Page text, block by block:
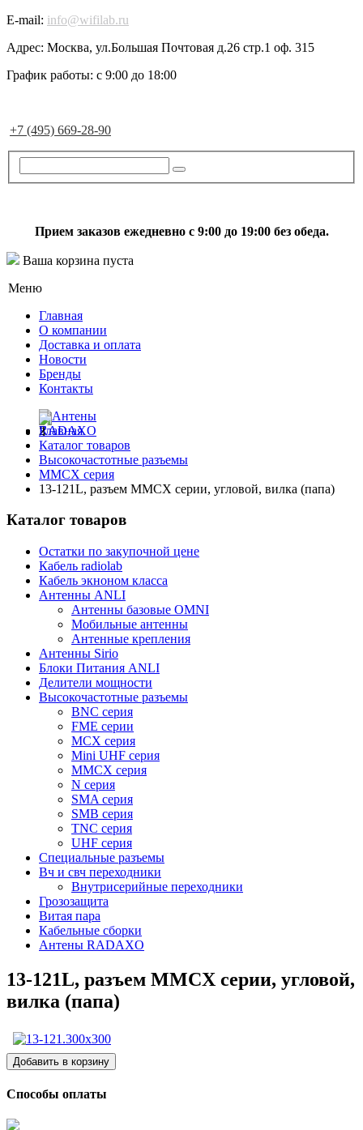
E-mail: info@wifilab.ru
Адрес: Москва, ул.Большая Почтовая д.26 стр.1 оф. 315
График работы: с 9:00 до 18:00
+7 (495) 669-28-90
Прием заказов ежедневно с 9:00 до 19:00 без обеда.
Ваша корзина пуста
Меню
Главная
О компании
Доставка и оплата
Новости
Бренды
Контакты
Главная
Каталог товаров
Высокочастотные разъемы
MMCX серия
13-121L, разъем MMCX серии, угловой, вилка (папа)
Каталог товаров
Остатки по закупочной цене
Кабель radiolab
Кабель экноном класса
Антенны ANLI
Антенны базовые OMNI
Мобильные антенны
Антенные крепления
Антенны Sirio
Блоки Питания ANLI
Делители мощности
Высокочастотные разъемы
BNC серия
FME серии
MCX серия
Mini UHF серия
MMCX серия
N серия
SMA серия
SMB серия
TNC серия
UHF серия
Специальные разъемы
Вч и свч переходники
Внутрисерийные переходники
Грозозащита
Витая пара
Кабельные сборки
Антены RADAXO
13-121L, разъем MMCX серии, угловой,
вилка (папа)
Способы оплаты